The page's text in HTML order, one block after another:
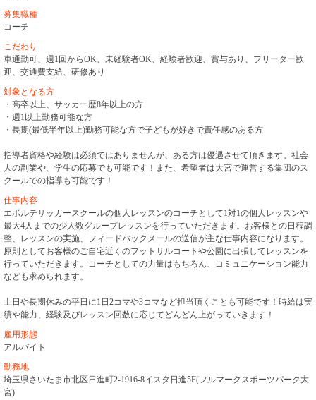
募集職種
コーチ
こだわり
車通勤可、週1回からOK、未経験者OK、経験者歓迎、賞与あり、フリーター歓
迎、交通費支給、研修あり
対象となる方
・高卒以上、サッカー歴8年以上の方
・週1以上勤務可能な方
・長期(最低半年以上)勤務可能な方で子どもが好きで責任感のある方
指導者資格や経験は必須ではありませんが、ある方は優遇させて頂きます。社会
人の副業や、学生の応募でも可能です！また、希望者は大宮で運営する集団のス
クールでの指導も可能です！
仕事内容
エボルテサッカースクールの個人レッスンのコーチとして1対1の個人レッスンや
最大4人までの少人数グループレッスンを行っていただきます。お客様との日程調
整、レッスンの実施、フィードバックメールの送信が主な仕事内容になります。
原則としてお客様のご自宅近くのフットサルコートや公園に出張してレッスンを
行っていただきます。コーチとしての力量はもちろん、コミュニケーション能力
なども求められます。
土日や長期休みの平日に1日2コマや3コマなど担当頂くことも可能です！時給は実
績や能力、経験及びレッスン回数に応じてどんどん上がっていきます！
雇用形態
アルバイト
勤務地
埼玉県さいたま市北区日進町2-1916-8イスタ日進5F(フルマークスポーツパーク大
宮)